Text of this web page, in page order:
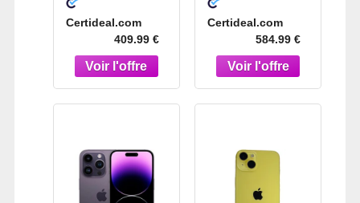
Certideal.com
409.99 €
- Parfait état -
Violet intense
Certideal.com
584.99 €